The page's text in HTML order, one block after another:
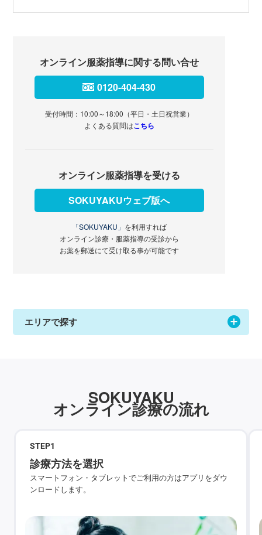
オンライン服薬指導に関する問い合せ
0120-404-430
受付時間：10:00～18:00（平日・土日祝営業）
よくある質問はこちら
オンライン服薬指導を受ける
SOKUYAKUウェブ版へ
「SOKUYAKU」 を利用すれば
オンライン診療・服薬指導の受診から
お薬を郵送にて受け取る事が可能です
エリアで探す
SOKUYAKU
オンライン診療の流れ
STEP1
診療方法を選択
スマートフォン・タブレットでご利用の方はアプリをダウ
ンロードします。